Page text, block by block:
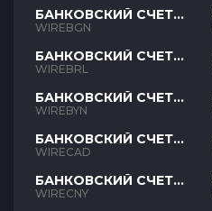
БАНКОВСКИЙ СЧЕТ
BGN
WIREBGN
БАНКОВСКИЙ СЧЕТ
BRL
WIREBRL
БАНКОВСКИЙ СЧЕТ
BYN
WIREBYN
БАНКОВСКИЙ СЧЕТ
CAD
WIRECAD
БАНКОВСКИЙ СЧЕТ
CNY
WIRECNY